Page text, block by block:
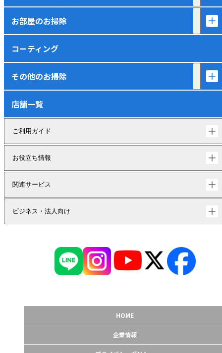
お部屋のお掃除
コーティング
その他のお掃除
店舗一覧
ご利用ガイド
お役立ち情報
関連サービス
ビジネス・法人向け
HOME
企業情報